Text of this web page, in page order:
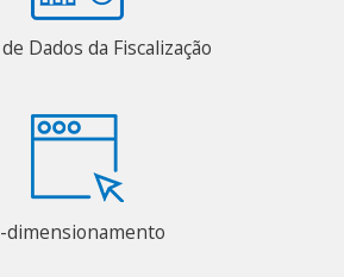
Dados da Fiscalização
dimensionamento